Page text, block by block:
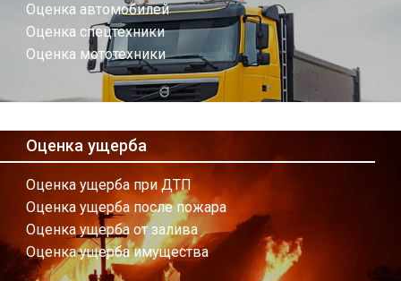
Оценка автомобилей
Оценка спецтехники
Оценка мототехники
Оценка ущерба
Оценка ущерба при ДТП
Оценка ущерба после пожара
Оценка ущерба от залива
Оценка ущерба имущества